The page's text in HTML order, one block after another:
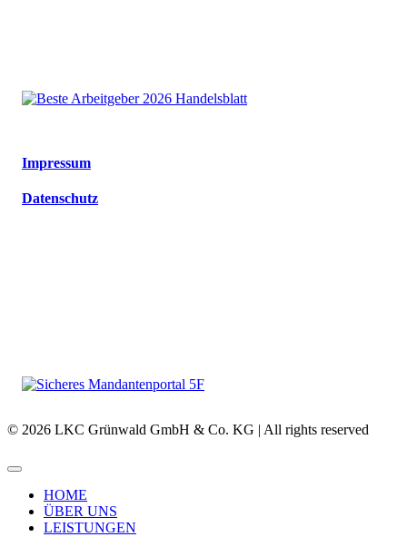
Impressum
Datenschutz
© 2026 LKC Grünwald GmbH & Co. KG | All rights reserved
HOME
ÜBER UNS
LEISTUNGEN